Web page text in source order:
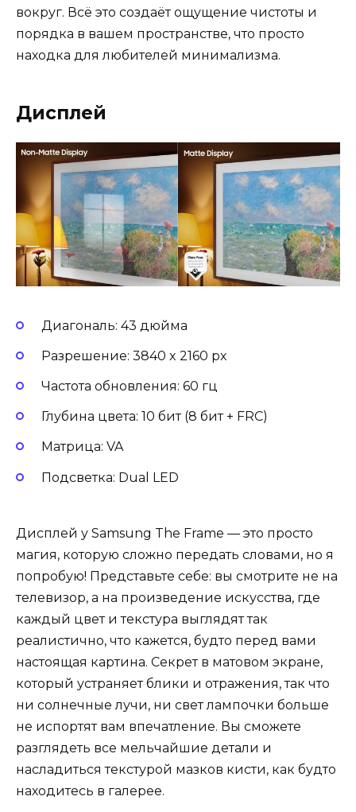
вокруг. Всё это создаёт ощущение чистоты и
порядка в вашем пространстве, что просто
находка для любителей минимализма.
Дисплей
Диагональ: 43 дюйма
Разрешение: 3840 x 2160 px
Частота обновления: 60 гц
Глубина цвета: 10 бит (8 бит + FRC)
Матрица: VA
Подсветка: Dual LED
Дисплей у Samsung The Frame — это просто
магия, которую сложно передать словами, но я
попробую! Представьте себе: вы смотрите не на
телевизор, а на произведение искусства, где
каждый цвет и текстура выглядят так
реалистично, что кажется, будто перед вами
настоящая картина. Секрет в матовом экране,
который устраняет блики и отражения, так что
ни солнечные лучи, ни свет лампочки больше
не испортят вам впечатление. Вы сможете
разглядеть все мельчайшие детали и
насладиться текстурой мазков кисти, как будто
находитесь в галерее.